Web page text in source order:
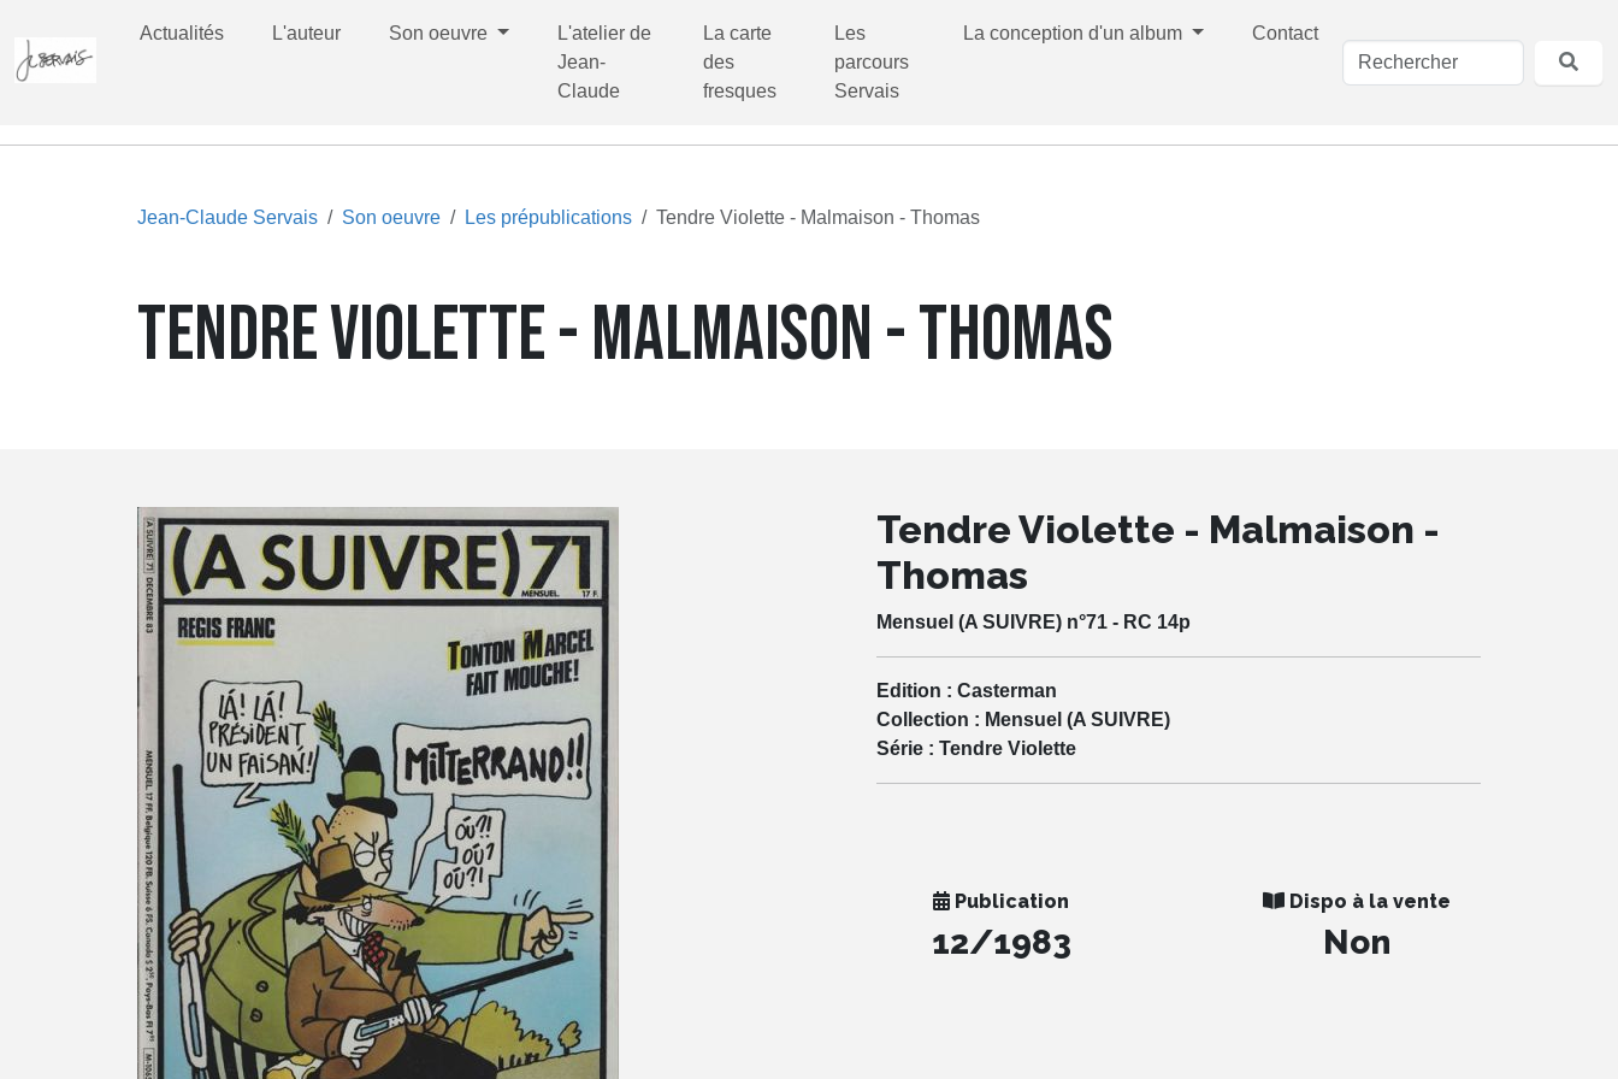
Actualités L'auteur Son oeuvre
L'atelier de
Jean-
Claude
La carte
des
fresques
Les
parcours
Servais
La conception d'un album Contact
Jean-Claude Servais Son oeuvre Les prépublications Tendre Violette - Malmaison - Thomas
TENDRE VIOLETTE - MALMAISON - THOMAS
Tendre Violette - Malmaison -
Thomas
Mensuel (A SUIVRE) n°71 - RC 14p
Edition : Casterman
Collection : Mensuel (A SUIVRE)
Série : Tendre Violette
Publication
12/1983
Dispo à la vente
Non